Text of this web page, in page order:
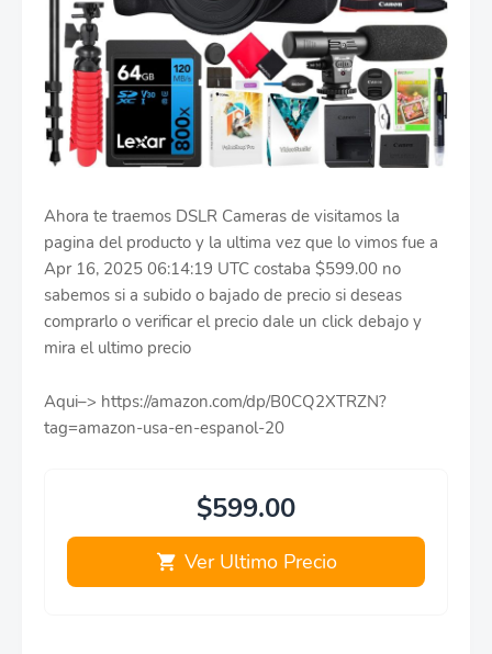
Ahora te traemos DSLR Cameras de visitamos la
pagina del producto y la ultima vez que lo vimos fue a
Apr 16, 2025 06:14:19 UTC costaba $599.00 no
sabemos si a subido o bajado de precio si deseas
comprarlo o verificar el precio dale un click debajo y
mira el ultimo precio
Aqui–> https://amazon.com/dp/B0CQ2XTRZN?
tag=amazon-usa-en-espanol-20
$599.00
Ver Ultimo Precio